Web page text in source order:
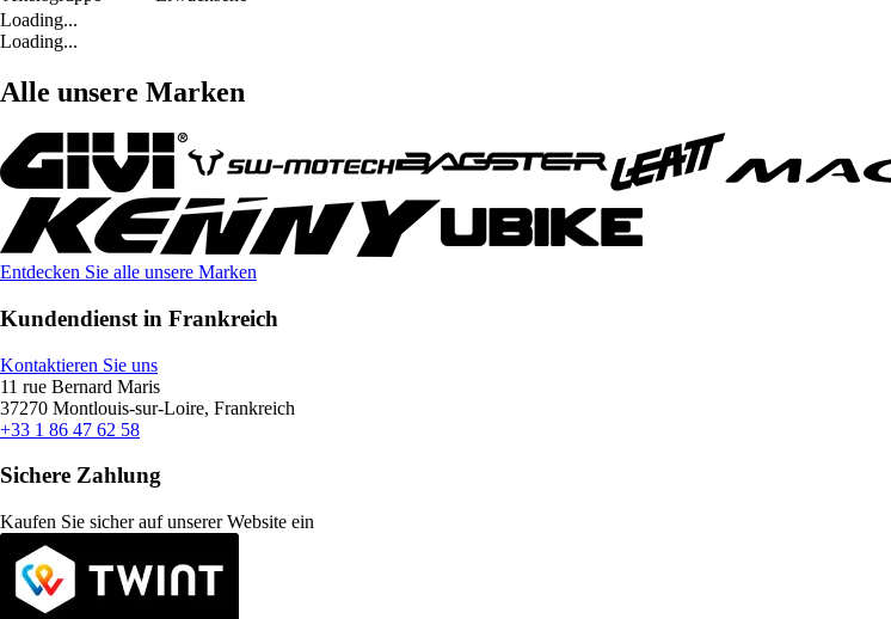
Loading...
Loading...
Alle unsere Marken
Entdecken Sie alle unsere Marken
Kundendienst in Frankreich
Kontaktieren Sie uns
11 rue Bernard Maris
37270 Montlouis-sur-Loire, Frankreich
+33 1 86 47 62 58
Sichere Zahlung
Kaufen Sie sicher auf unserer Website ein